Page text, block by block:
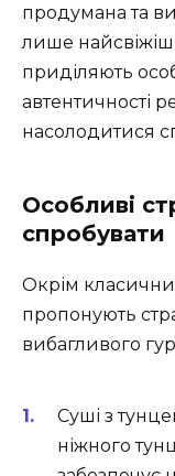
продумана та
лише
приділяють
автентичності
насолодитися
Особливі
спробувати
Окрім
пропонують
вибагливого
Суші з
ніжного